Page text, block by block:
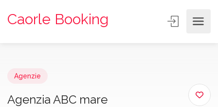
Caorle Booking
Agenzie
Agenzia ABC mare